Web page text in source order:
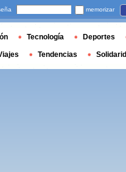
memorizar
Tecnología Deportes
Tendencias